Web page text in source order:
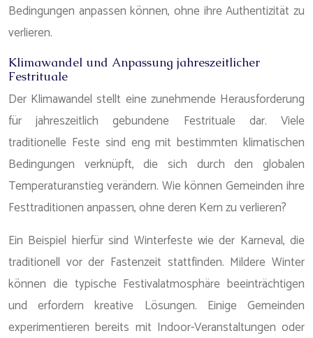
Bedingungen anpassen können, ohne ihre Authentizität zu
verlieren.
Klimawandel und Anpassung jahreszeitlicher
Festrituale
Der Klimawandel stellt eine zunehmende Herausforderung
für jahreszeitlich gebundene Festrituale dar. Viele
traditionelle Feste sind eng mit bestimmten klimatischen
Bedingungen verknüpft, die sich durch den globalen
Temperaturanstieg verändern. Wie können Gemeinden ihre
Festtraditionen anpassen, ohne deren Kern zu verlieren?
Ein Beispiel hierfür sind Winterfeste wie der Karneval, die
traditionell vor der Fastenzeit stattfinden. Mildere Winter
können die typische Festivalatmosphäre beeinträchtigen
und erfordern kreative Lösungen. Einige Gemeinden
experimentieren bereits mit Indoor-Veranstaltungen oder